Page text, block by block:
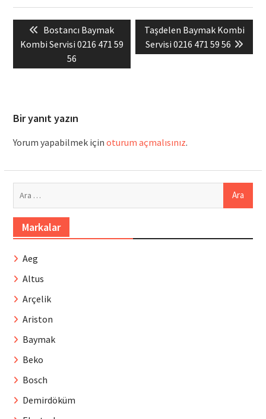
gezinmesi
Previous
post:
Bostancı Baymak
Kombi Servisi 0216 471 59
56
Next
post:
Taşdelen Baymak Kombi
Servisi 0216 471 59 56
Bir yanıt yazın
Yorum yapabilmek için oturum açmalısınız.
Markalar
Aeg
Altus
Arçelik
Ariston
Baymak
Beko
Bosch
Demirdöküm